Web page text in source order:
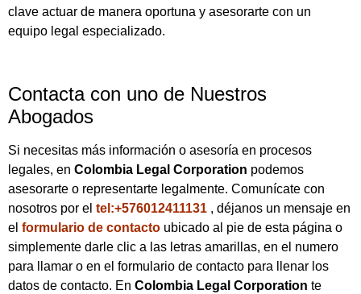
clave actuar de manera oportuna y asesorarte con un
equipo legal especializado.
Contacta con uno de Nuestros
Abogados
Si necesitas más información o asesoría en procesos
legales, en Colombia Legal Corporation podemos
asesorarte o representarte legalmente. Comunícate con
nosotros por el tel:+576012411131 , déjanos un mensaje en
el formulario de contacto ubicado al pie de esta página o
simplemente darle clic a las letras amarillas, en el numero
para llamar o en el formulario de contacto para llenar los
datos de contacto. En Colombia Legal Corporation te